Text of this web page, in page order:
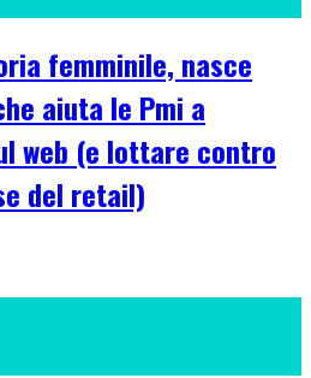
femminile, nasce
aiuta le Pmi a
web (e lottare contro
del retail)